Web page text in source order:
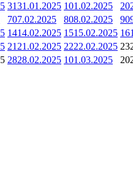
3131.01.2025 101.02.2025 2
707.02.2025 808.02.2025 9
1414.02.2025 1515.02.2025 16
21 21.02.2025 2222.02.2025 23
2828.02.2025 101.03.2025 2